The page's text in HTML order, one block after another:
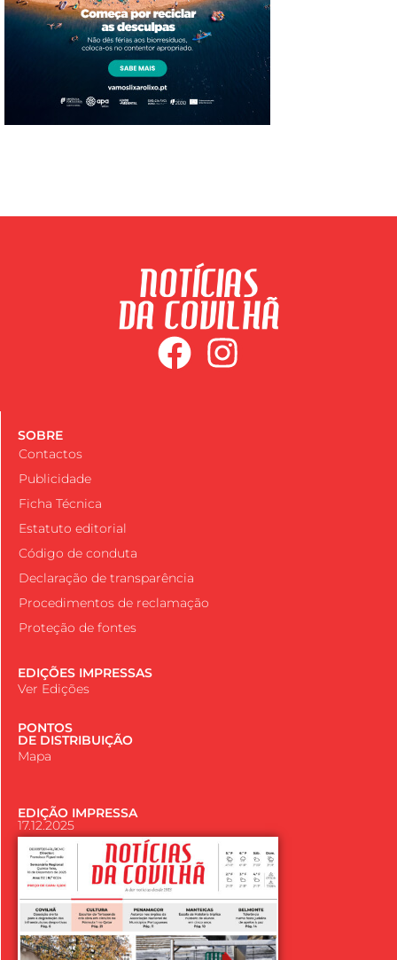
SOBRE
Contactos
Publicidade
Ficha Técnica
Estatuto editorial
Código de conduta
Declaração de transparência
Procedimentos de reclamação
Proteção de fontes
EDIÇÕES IMPRESSAS
Ver Edições
PONTOS
DE DISTRIBUIÇÃO
Mapa
EDIÇÃO IMPRESSA
17.12.2025